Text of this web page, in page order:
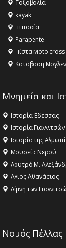
11:36 -Λάκης
το Μουσείο
18:09 -
όμορφο θερινό
Τοξοβολία
kayak
Ιππασία
Parapente
Πίστα Moto cross
Κατάβαση
Μνημεία και
Ιστορία Έδεσσας
Ιστορία Γιαννιτσών
Ιστορία της
Μουσείο Νερού
Λουτρό Μ.
Αγιος Αθανάσιος
Λίμνη των
Νομός Πέλλας